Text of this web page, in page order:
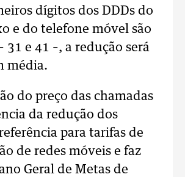
dígitos dos DDDs do
e do telefone móvel são
31 e 41 –, a redução será
média.
do preço das chamadas
da redução dos
para tarifas de
de redes móveis e faz
Geral de Metas de